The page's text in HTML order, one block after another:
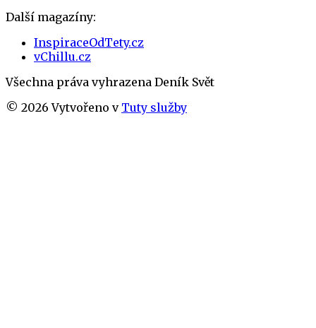
Další magazíny:
InspiraceOdTety.cz
vChillu.cz
Všechna práva vyhrazena Deník Svět
© 2026 Vytvořeno v Tuty služby